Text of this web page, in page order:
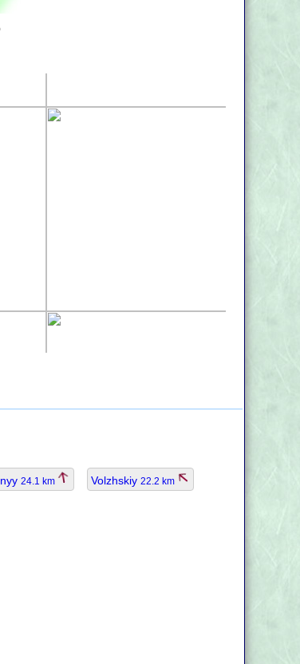
24.1 km Volzhskiy 22.2 km